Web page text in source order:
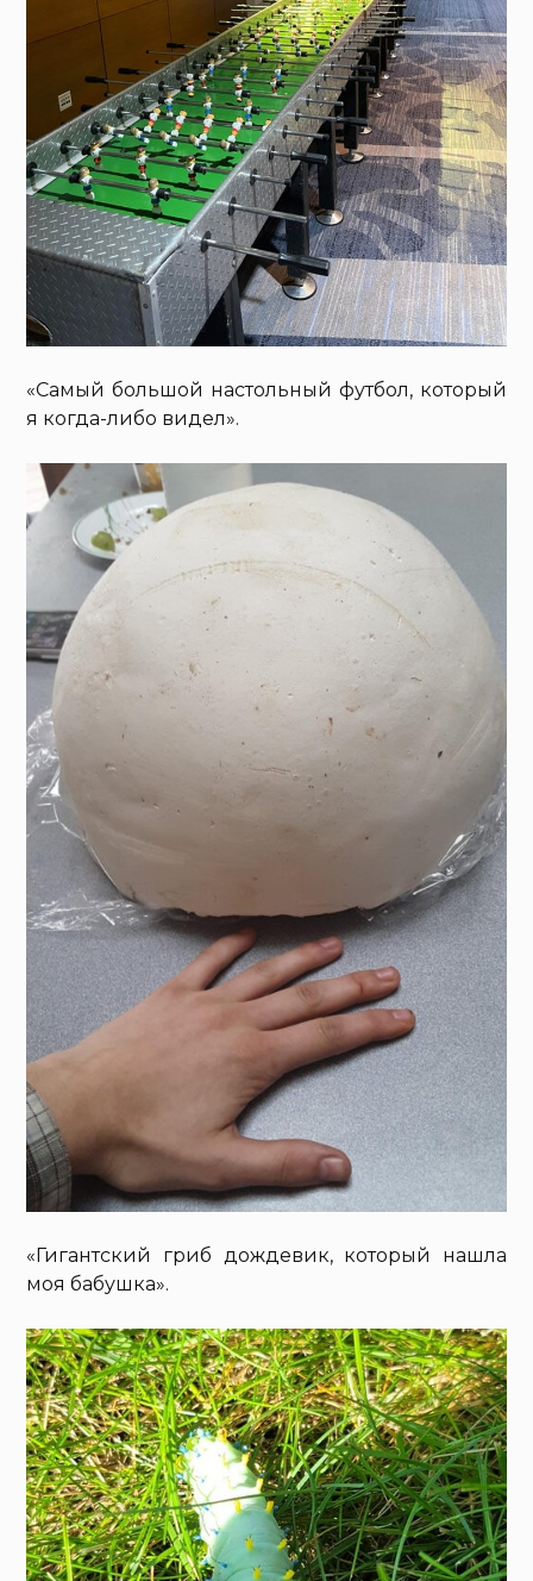
«Самый большой настольный футбол, который
я когда-либо видел».
«Гигантский гриб дождевик, который нашла
моя бабушка».